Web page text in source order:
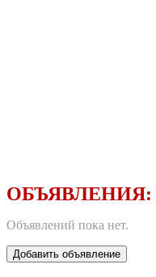
ОБЪЯВЛЕНИЯ:
Объявлений пока нет.
Добавить объявление